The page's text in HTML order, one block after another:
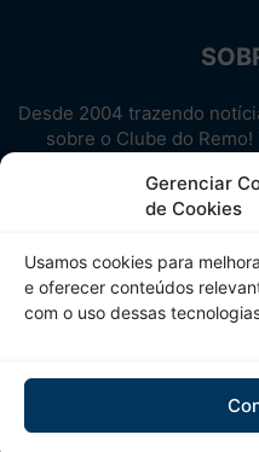
Gerenciar
de Cookies
Usamos cookies para
e oferecer conteúdos
com o uso dessas
Desde 2004 trazendo
sobre o Clube do
Aproveite!